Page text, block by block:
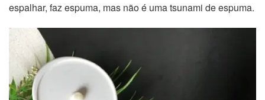
espalhar, faz espuma, mas não é uma tsunami de espuma.